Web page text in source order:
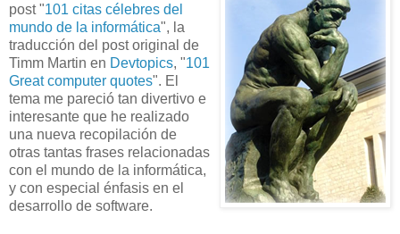
post "101 citas célebres del
mundo de la informática", la
traducción del post original de
Timm Martin en Devtopics, "101
Great computer quotes". El
tema me pareció tan divertivo e
interesante que he realizado
una nueva recopilación de
otras tantas frases relacionadas
con el mundo de la informática,
y con especial énfasis en el
desarrollo de software.